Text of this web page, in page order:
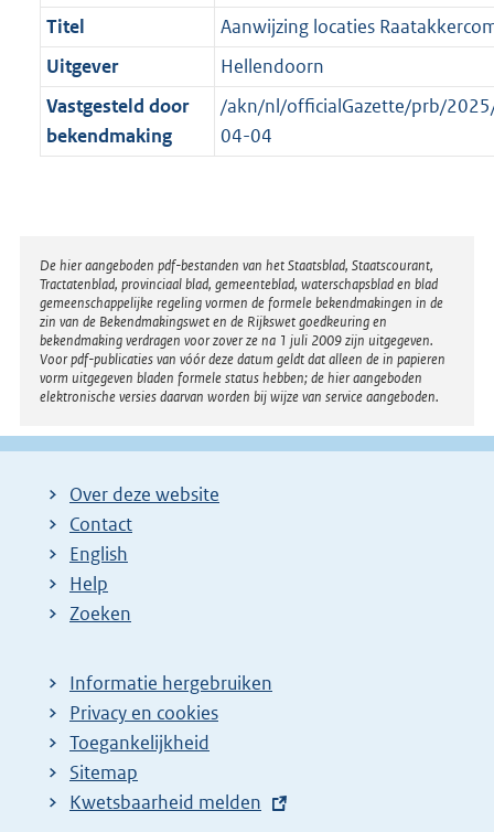
Titel
Aanwijzing locaties
Uitgever
Hellendoorn
Vastgesteld door
bekendmaking
/akn/nl/officialGazette/prb/
04-04
Disclaimer
De hier aangeboden pdf-bestanden van het Staatsblad, Staatscourant,
Tractatenblad, provinciaal blad, gemeenteblad, waterschapsblad en blad
gemeenschappelijke regeling vormen de formele bekendmakingen in de
zin van de Bekendmakingswet en de Rijkswet goedkeuring en
bekendmaking verdragen voor zover ze na 1 juli 2009 zijn uitgegeven.
Voor pdf-publicaties van vóór deze datum geldt dat alleen de in papieren
vorm uitgegeven bladen formele status hebben; de hier aangeboden
elektronische versies daarvan worden bij wijze van service aangeboden.
Over deze website
Contact
English
Help
Zoeken
Informatie hergebruiken
Privacy en cookies
Toegankelijkheid
Sitemap
E
Kwetsbaarheid melden